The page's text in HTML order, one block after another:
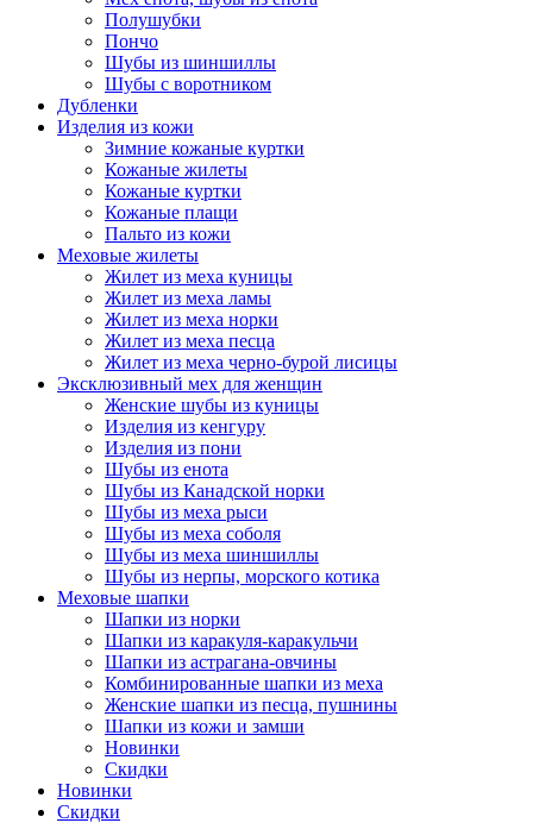
Полушубки
Пончо
Шубы из шиншиллы
Шубы с воротником
Дубленки
Изделия из кожи
Зимние кожаные куртки
Кожаные жилеты
Кожаные куртки
Кожаные плащи
Пальто из кожи
Меховые жилеты
Жилет из меха куницы
Жилет из меха ламы
Жилет из меха норки
Жилет из меха песца
Жилет из меха черно-бурой лисицы
Эксклюзивный мех для женщин
Женские шубы из куницы
Изделия из кенгуру
Изделия из пони
Шубы из енота
Шубы из Канадской норки
Шубы из меха рыси
Шубы из меха соболя
Шубы из меха шиншиллы
Шубы из нерпы, морского котика
Меховые шапки
Шапки из норки
Шапки из каракуля-каракульчи
Шапки из астрагана-овчины
Комбинированные шапки из меха
Женские шапки из песца, пушнины
Шапки из кожи и замши
Новинки
Скидки
Новинки
Скидки